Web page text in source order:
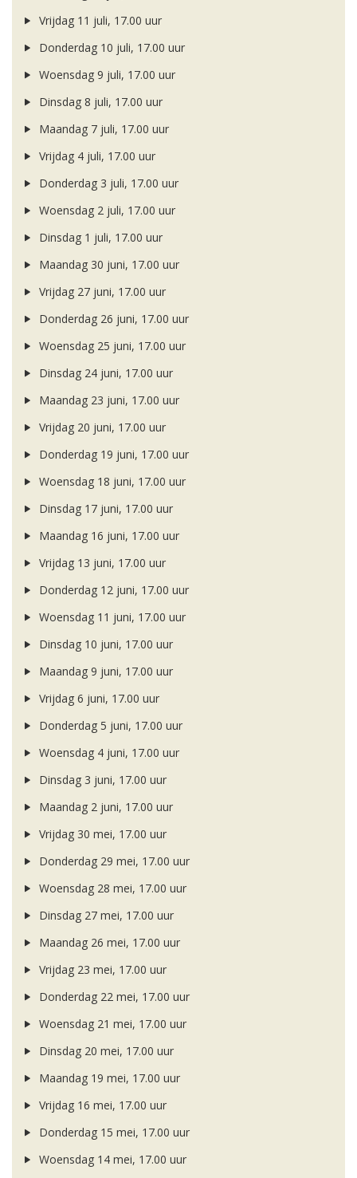
Vrijdag 11 juli, 17.00 uur
Donderdag 10 juli, 17.00 uur
Woensdag 9 juli, 17.00 uur
Dinsdag 8 juli, 17.00 uur
Maandag 7 juli, 17.00 uur
Vrijdag 4 juli, 17.00 uur
Donderdag 3 juli, 17.00 uur
Woensdag 2 juli, 17.00 uur
Dinsdag 1 juli, 17.00 uur
Maandag 30 juni, 17.00 uur
Vrijdag 27 juni, 17.00 uur
Donderdag 26 juni, 17.00 uur
Woensdag 25 juni, 17.00 uur
Dinsdag 24 juni, 17.00 uur
Maandag 23 juni, 17.00 uur
Vrijdag 20 juni, 17.00 uur
Donderdag 19 juni, 17.00 uur
Woensdag 18 juni, 17.00 uur
Dinsdag 17 juni, 17.00 uur
Maandag 16 juni, 17.00 uur
Vrijdag 13 juni, 17.00 uur
Donderdag 12 juni, 17.00 uur
Woensdag 11 juni, 17.00 uur
Dinsdag 10 juni, 17.00 uur
Maandag 9 juni, 17.00 uur
Vrijdag 6 juni, 17.00 uur
Donderdag 5 juni, 17.00 uur
Woensdag 4 juni, 17.00 uur
Dinsdag 3 juni, 17.00 uur
Maandag 2 juni, 17.00 uur
Vrijdag 30 mei, 17.00 uur
Donderdag 29 mei, 17.00 uur
Woensdag 28 mei, 17.00 uur
Dinsdag 27 mei, 17.00 uur
Maandag 26 mei, 17.00 uur
Vrijdag 23 mei, 17.00 uur
Donderdag 22 mei, 17.00 uur
Woensdag 21 mei, 17.00 uur
Dinsdag 20 mei, 17.00 uur
Maandag 19 mei, 17.00 uur
Vrijdag 16 mei, 17.00 uur
Donderdag 15 mei, 17.00 uur
Woensdag 14 mei, 17.00 uur